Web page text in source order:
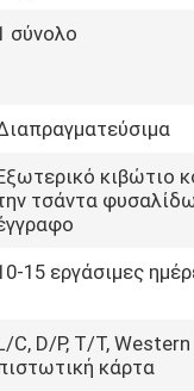
σύνολο
κιβώτιο
τσάντα
15 εργάσιμες
C, D/P, T/T,
κάρτα